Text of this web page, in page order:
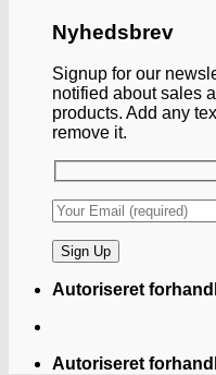
Nyhedsbrev
Signup for our
notified about sales
products. Add any
remove it.
Autoriseret
Autoriseret